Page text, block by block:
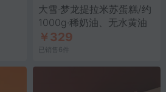
大雪·梦龙提拉米苏蛋糕/约
1000g·稀奶油、无水黄油
￥329
已销售6件